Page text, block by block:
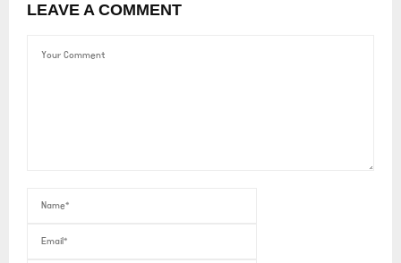
LEAVE A COMMENT